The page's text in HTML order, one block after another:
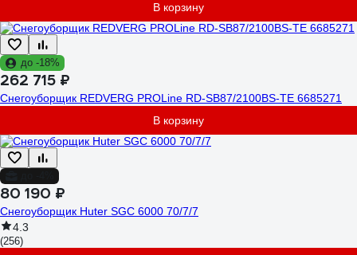
В корзину
до -18%
262 715 ₽
Снегоуборщик REDVERG PROLine RD-SB87/2100BS-TE 6685271
В корзину
80 190 ₽
Снегоуборщик Huter SGC 6000 70/7/7
4.3
(256)